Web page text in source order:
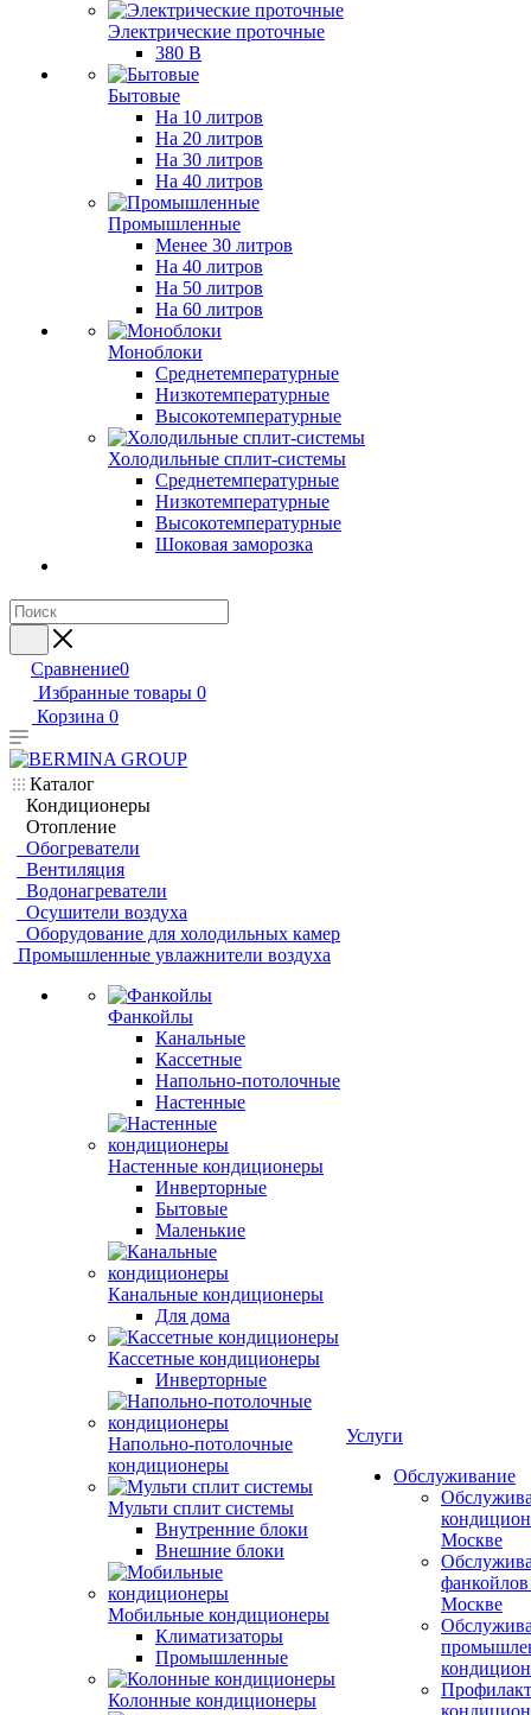
Электрические проточные
380 В
Бытовые
На 10 литров
На 20 литров
На 30 литров
На 40 литров
Промышленные
Менее 30 литров
На 40 литров
На 50 литров
На 60 литров
Моноблоки
Среднетемпературные
Низкотемпературные
Высокотемпературные
Холодильные сплит-системы
Среднетемпературные
Низкотемпературные
Высокотемпературные
Шоковая заморозка
Сравнение0
Избранные товары 0
Корзина 0
Каталог
Кондиционеры
Отопление
Обогреватели
Вентиляция
Водонагреватели
Осушители воздуха
Оборудование для холодильных камер
Промышленные увлажнители воздуха
Фанкойлы
Канальные
Кассетные
Напольно-потолочные
Настенные
Настенные кондиционеры
Инверторные
Бытовые
Маленькие
Канальные кондиционеры
Для дома
Кассетные кондиционеры
Инверторные
Напольно-потолочные
кондиционеры
Мульти сплит системы
Внутренние блоки
Внешние блоки
Мобильные кондиционеры
Климатизаторы
Промышленные
Колонные кондиционеры
Услуги
Обслуживание
Москве
Москве